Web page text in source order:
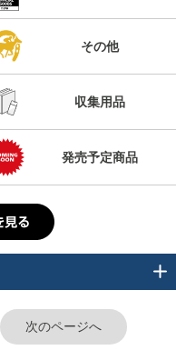
その他
収集用品
発売予定商品
次のページへ